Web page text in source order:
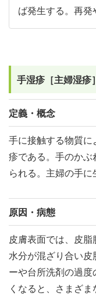
ば発生する。再発
手湿疹［主婦湿疹
定義・概念
手に接触する物質に
疹である。手のかぶ
られる。主婦の手に
原因・病態
皮膚表面では、皮
水分が混ざり合い
ーや台所洗剤の過度
くなると、さまざま